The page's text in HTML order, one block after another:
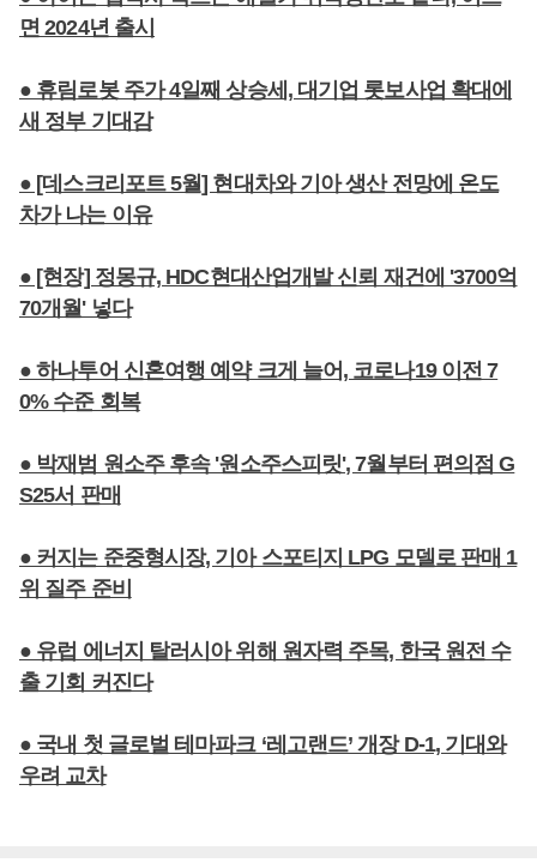
면 2024년 출시
● 휴림로봇 주가 4일째 상승세, 대기업 롯보사업 확대에
새 정부 기대감
● [데스크리포트 5월] 현대차와 기아 생산 전망에 온도
차가 나는 이유
● [현장] 정몽규, HDC현대산업개발 신뢰 재건에 '3700억
70개월' 넣다
● 하나투어 신혼여행 예약 크게 늘어, 코로나19 이전 7
0% 수준 회복
● 박재범 원소주 후속 '원소주스피릿', 7월부터 편의점 G
S25서 판매
● 커지는 준중형시장, 기아 스포티지 LPG 모델로 판매 1
위 질주 준비
● 유럽 에너지 탈러시아 위해 원자력 주목, 한국 원전 수
출 기회 커진다
● 국내 첫 글로벌 테마파크 ‘레고랜드’ 개장 D-1, 기대와
우려 교차